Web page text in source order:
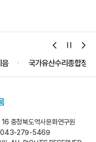
음 국가유산수리종합정보
충청북도역사문화연구원
043-279-5469